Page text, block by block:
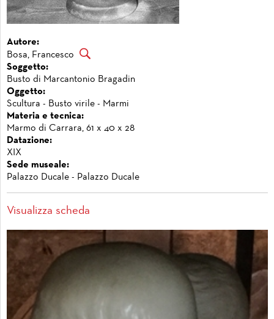
Autore:
Bosa, Francesco
Soggetto:
Busto di Marcantonio Bragadin
Oggetto:
Scultura - Busto virile - Marmi
Materia e tecnica:
Marmo di Carrara, 61 x 40 x 28
Datazione:
XIX
Sede museale:
Palazzo Ducale - Palazzo Ducale
Visualizza scheda